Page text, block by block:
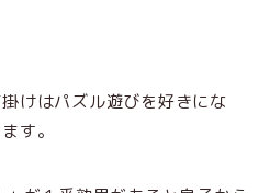
けはパズル遊びを好きにな
す。